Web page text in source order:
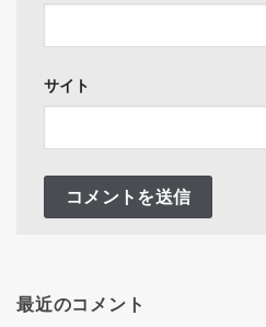
サイト
最近のコメント